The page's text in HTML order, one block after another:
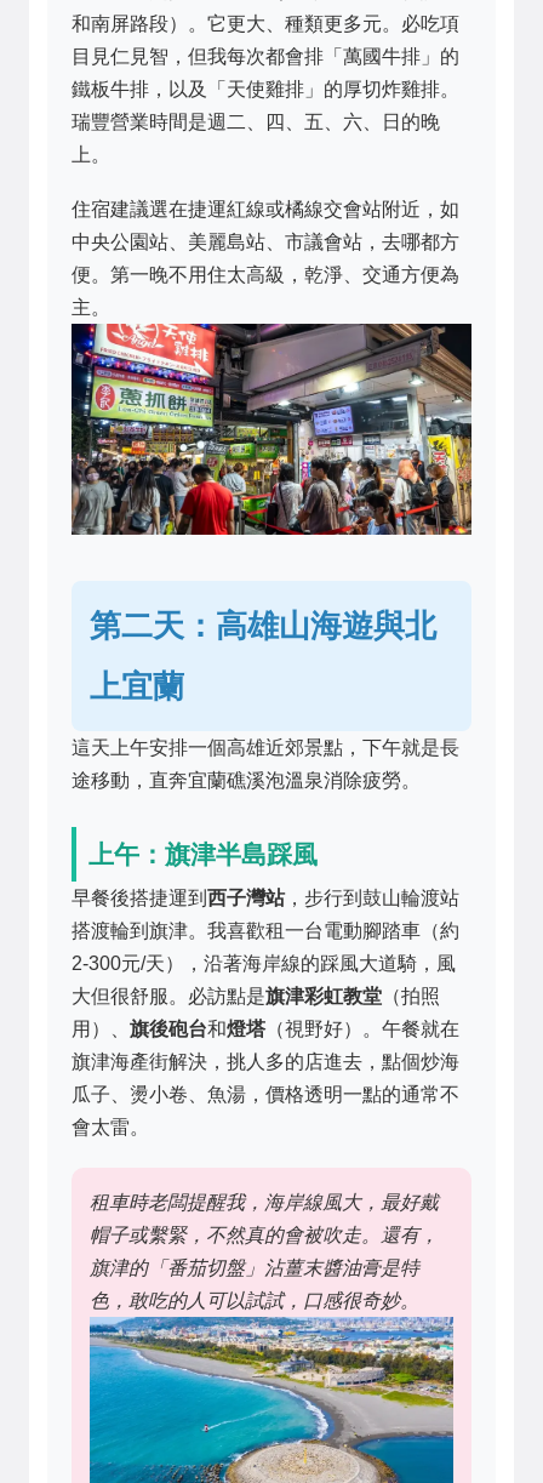
和南屏路段）。它更大、種類更多元。必吃項
目見仁見智，但我每次都會排「萬國牛排」的
鐵板牛排，以及「天使雞排」的厚切炸雞排。
瑞豐營業時間是週二、四、五、六、日的晚
上。
住宿建議選在捷運紅線或橘線交會站附近，如
中央公園站、美麗島站、市議會站，去哪都方
便。第一晚不用住太高級，乾淨、交通方便為
主。
第二天：高雄山海遊與北
上宜蘭
這天上午安排一個高雄近郊景點，下午就是長
途移動，直奔宜蘭礁溪泡溫泉消除疲勞。
上午：旗津半島踩風
早餐後搭捷運到 西子灣站，步行到鼓山輪渡站
搭渡輪到旗津。我喜歡租一台電動腳踏車（約
2-300元/天），沿著海岸線的踩風大道騎，風
大但很舒服。必訪點是旗津彩虹教堂 （拍照
用）、 旗後砲台和燈塔（視野好）。午餐就在
旗津海產街解決，挑人多的店進去，點個炒海
瓜子、燙小卷、魚湯，價格透明一點的通常不
會太雷。
租車時老闆提醒我，海岸線風大，最好戴
帽子或繫緊，不然真的會被吹走。還有，
旗津的「番茄切盤」沾薑末醬油膏是特
色，敢吃的人可以試試，口感很奇妙。